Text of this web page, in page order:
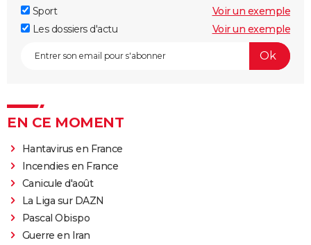
Sport
Voir un exemple
Les dossiers d'actu
Voir un exemple
EN CE MOMENT
Hantavirus en France
Incendies en France
Canicule d'août
La Liga sur DAZN
Pascal Obispo
Guerre en Iran